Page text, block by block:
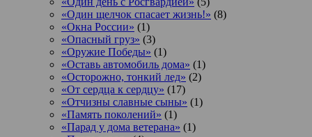
«Один щелчок спасает жизнь!» (8)
«Окна России» (1)
«Опасный груз» (3)
«Оружие Победы» (1)
«Оставь автомобиль дома» (1)
«Осторожно, тонкий лед» (2)
«От сердца к сердцу» (17)
«Отчизны славные сыны» (1)
«Память поколений» (1)
«Парад у дома ветерана» (1)